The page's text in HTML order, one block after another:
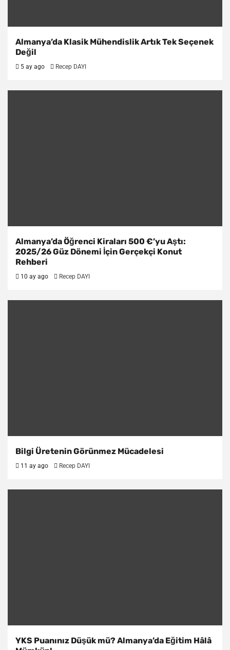
Almanya’da Klasik Mühendislik Artık Tek Seçenek
Değil
5 ay ago Recep DAYI
Almanya’da Öğrenci Kiraları 500 €’yu Aştı:
2025/26 Güz Dönemi İçin Gerçekçi Konut
Rehberi
10 ay ago Recep DAYI
Bilgi Üretenin Görünmez Mücadelesi
11 ay ago Recep DAYI
YKS Puanınız Düşük mü? Almanya’da Eğitim Hâlâ